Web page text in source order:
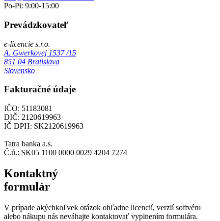
Po-Pi: 9:00-15:00
Prevádzkovateľ
e-licencie s.r.o.
A. Gwerkovej 1537 /15
851 04 Bratislava
Slovensko
Fakturačné údaje
IČO: 51183081
DIČ: 2120619963
IČ DPH: SK2120619963
Tatra banka a.s.
Č.ú.: SK05 1100 0000 0029 4204 7274
Kontaktný
formulár
V prípade akýchkoľvek otázok ohľadne licencií, verzií softvéru
alebo nákupu nás neváhajte kontaktovať vyplnením formulára.